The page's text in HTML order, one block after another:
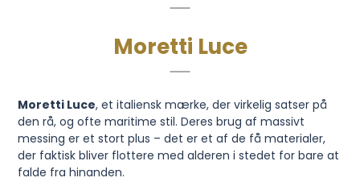
Moretti Luce
Moretti Luce, et italiensk mærke, der virkelig satser på
den rå, og ofte maritime stil. Deres brug af massivt
messing er et stort plus – det er et af de få materialer,
der faktisk bliver flottere med alderen i stedet for bare at
falde fra hinanden.